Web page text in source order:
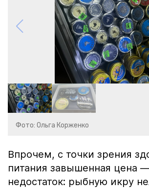
Фото: Ольга Корженко
Впрочем, с точки зрения
питания завышенная цена
недостаток: рыбную икру